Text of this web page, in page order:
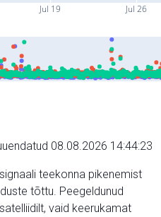
Jul 19 Jul 26
08.08.2026 14:44:23
teekonna pikenemist
tõttu. Peegeldunud
vaid keerukamat